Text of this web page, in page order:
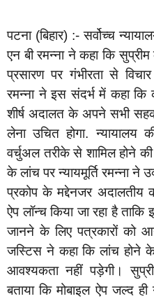
पटना (बिहार) :- सर्वोच्च
एन बी रमन्ना ने कहा कि
प्रसारण पर गंभीरता से विचार
रमन्ना ने इस संदर्भ में कहा
शीर्ष अदालत के अपने सभी
लेना उचित होगा. न्यायालय
वर्चुअल तरीके से शामिल होने
के लांच पर न्यायमूर्ति रमन्ना ने
प्रकोप के मद्देनजर अदालतीय
ऐप लॉन्च किया जा रहा है ताकि
जानने के लिए पत्रकारों को
जस्टिस ने कहा कि लांच होने के
आवश्यकता नहीं पड़ेगी।
बताया कि मोबाइल ऐप जल्द